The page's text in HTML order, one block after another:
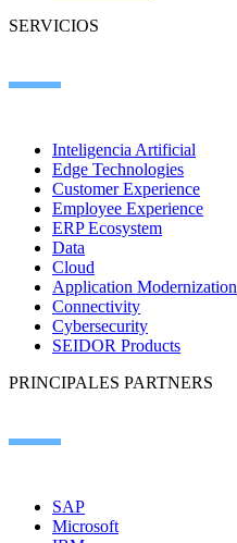
SERVICIOS
Inteligencia Artificial
Edge Technologies
Customer Experience
Employee Experience
ERP Ecosystem
Data
Cloud
Application Modernization
Connectivity
Cybersecurity
SEIDOR Products
PRINCIPALES PARTNERS
SAP
Microsoft